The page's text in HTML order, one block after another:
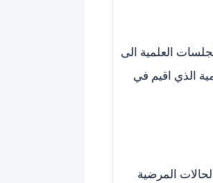
العلمية الى
الذي اقيم في
المرضية